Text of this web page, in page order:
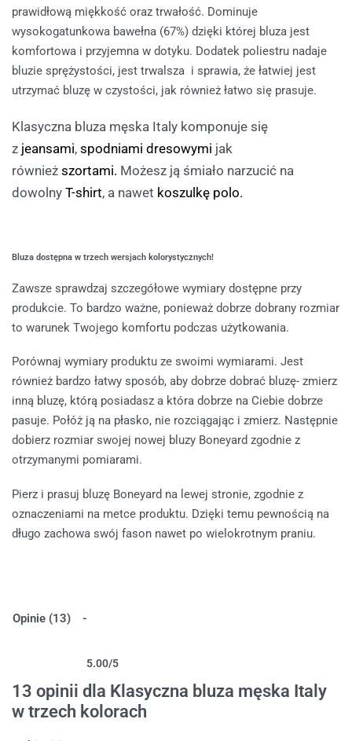
prawidłową miękkość oraz trwałość. Dominuje
wysokogatunkowa bawełna (67%) dzięki której bluza jest
komfortowa i przyjemna w dotyku. Dodatek poliestru nadaje
bluzie sprężystości, jest trwalsza i sprawia, że łatwiej jest
utrzymać bluzę w czystości, jak również łatwo się prasuje.
Klasyczna bluza męska Italy komponuje się
z jeansami, spodniami dresowymi jak
również szortami. Możesz ją śmiało narzucić na
dowolny T-shirt, a nawet koszulkę polo.
Bluza dostępna w trzech wersjach kolorystycznych!
Zawsze sprawdzaj szczegółowe wymiary dostępne przy
produkcie. To bardzo ważne, ponieważ dobrze dobrany rozmiar
to warunek Twojego komfortu podczas użytkowania.
Porównaj wymiary produktu ze swoimi wymiarami. Jest
również bardzo łatwy sposób, aby dobrze dobrać bluzę- zmierz
inną bluzę, którą posiadasz a która dobrze na Ciebie dobrze
pasuje. Połóż ją na płasko, nie rozciągając i zmierz. Następnie
dobierz rozmiar swojej nowej bluzy Boneyard zgodnie z
otrzymanymi pomiarami.
Pierz i prasuj bluzę Boneyard na lewej stronie, zgodnie z
oznaczeniami na metce produktu. Dzięki temu pewnością na
długo zachowa swój fason nawet po wielokrotnym praniu.
Opinie (13)
5.00/5
13 opinii dla Klasyczna bluza męska Italy
w trzech kolorach